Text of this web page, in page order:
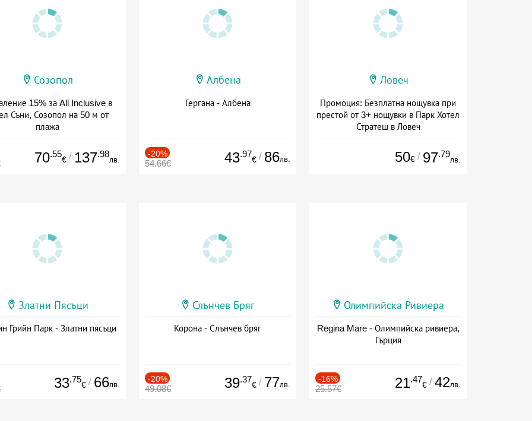
Созопол
15% за All Inclusive в
Съни, Созопол на 50 м от
плажа
70.55
€ / 137.98
лв.
Албена
Гергана - Албена
-20%
54.66€ 43.97
€ / 86лв.
Ловеч
Промоция: Безплатна нощувка при
престой от 3+ нощувки в Парк Хотел
Стратеш в Ловеч
50€ / 97.79
лв.
Златни Пясъци
Грийн Парк - Златни пясъци
33.75
€ / 66лв.
Слънчев Бряг
Корона - Слънчев бряг
-20%
49.08€ 39.37
€ / 77лв.
Олимпийска Ривиера
Regina Mare - Олимпийска ривиера,
Гърция
-16%
25.57€ 21.47
€ / 42лв.